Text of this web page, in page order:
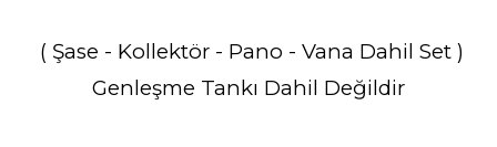
( Şase - Kollektör - Pano - Vana Dahil Set )
Genleşme Tankı Dahil Değildir